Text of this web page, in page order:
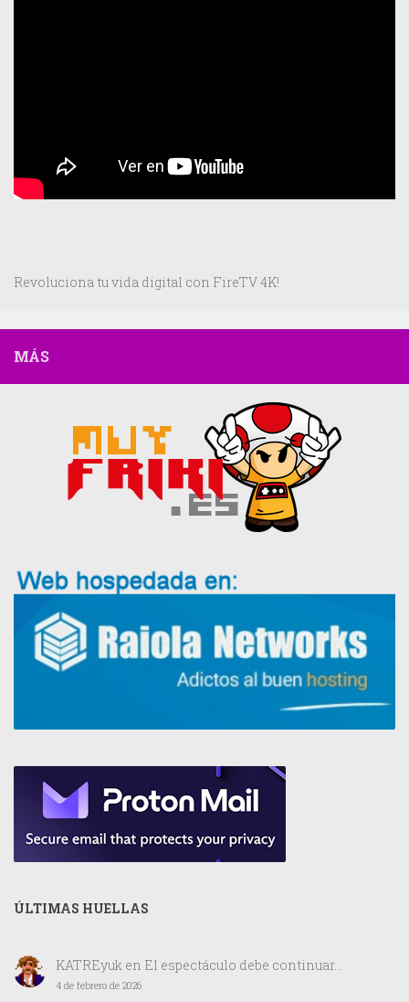
Revoluciona tu vida digital con FireTV 4K!
MÁS
ÚLTIMAS HUELLAS
KATREyuken El espectáculo debe continuar…
4 de febrero de 2026